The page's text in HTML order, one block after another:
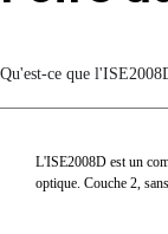
Qu'est-ce que
L'ISE2008D est un
optique. Couche 2,